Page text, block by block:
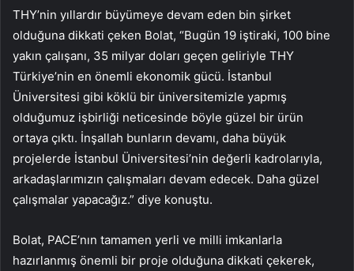
THY’nin yıllardır büyümeye devam eden bin şirket
olduğuna dikkati çeken Bolat, “Bugün 19 iştiraki, 100 bine
yakın çalışanı, 35 milyar doları geçen geliriyle THY
Türkiye’nin en önemli ekonomik gücü. İstanbul
Üniversitesi gibi köklü bir üniversitemizle yapmış
olduğumuz işbirliği neticesinde böyle güzel bir ürün
ortaya çıktı. İnşallah bunların devamı, daha büyük
projelerde İstanbul Üniversitesi’nin değerli kadrolarıyla,
arkadaşlarımızın çalışmaları devam edecek. Daha güzel
çalışmalar yapacağız.” diye konuştu.
Bolat, PACE’nın tamamen yerli ve milli imkanlarla
hazırlanmış önemli bir proje olduğuna dikkati çekerek,